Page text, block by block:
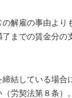
解雇の事由より
までの賃金分の
結している場合
労契法第８条）。